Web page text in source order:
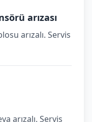
arızası
arızalı. Servis
arızalı. Servis